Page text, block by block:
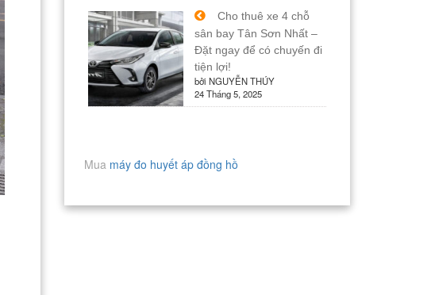
Cho thuê xe 4 chỗ
sân bay Tân Sơn Nhất –
Đặt ngay để có chuyến đi
tiện lợi!
bởi NGUYỄN THÚY
24 Tháng 5, 2025
Mua máy đo huyết áp đồng hồ